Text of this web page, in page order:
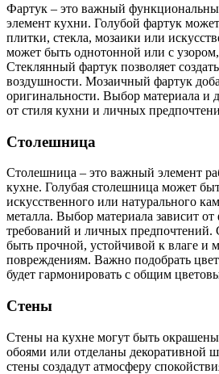
Фартук – это важный
элемент кухни. Голубой фартук
плитки, стекла, мозаики или
может быть однотонной или с
Стеклянный фартук позволяет
воздушности. Мозаичный фартук
оригинальности. Выбор материала и
от стиля кухни и личных
Столешница
Столешница – это важный элемент
кухне. Голубая столешница может
искусственного или натурального
металла. Выбор материала зависит
требований и личных
быть прочной, устойчивой к влаге и
повреждениям. Важно подобрать
будет гармонировать с общим
Стены
Стены на кухне могут быть
обоями или отделаны декоративной
стены создадут атмосферу